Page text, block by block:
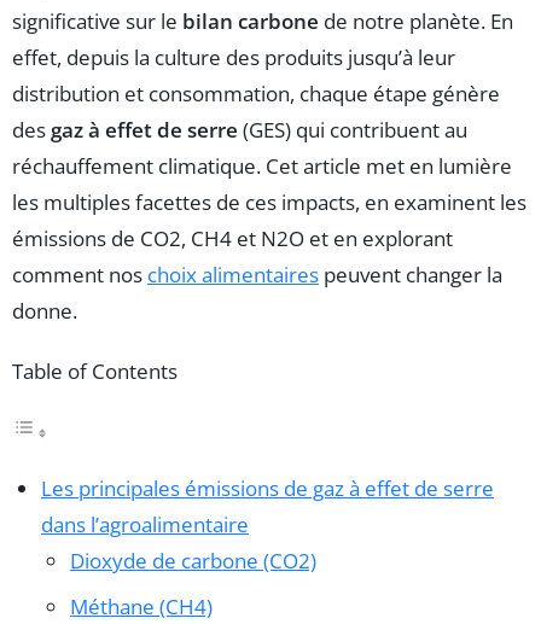
significative sur le bilan carbone de notre planète. En
effet, depuis la culture des produits jusqu’à leur
distribution et consommation, chaque étape génère
des gaz à effet de serre (GES) qui contribuent au
réchauffement climatique. Cet article met en lumière
les multiples facettes de ces impacts, en examinent les
émissions de CO2, CH4 et N2O et en explorant
comment nos choix alimentaires peuvent changer la
donne.
Table of Contents
Les principales émissions de gaz à effet de serre
dans l’agroalimentaire
Dioxyde de carbone (CO2)
Méthane (CH4)